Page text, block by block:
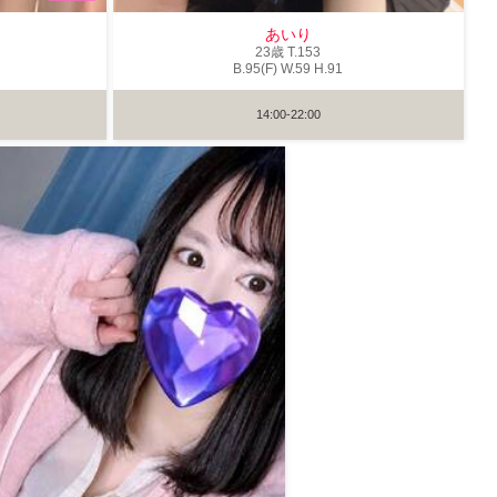
あいり
23歳T.153
B.95(F)W.59 H .91
14:00-22:00